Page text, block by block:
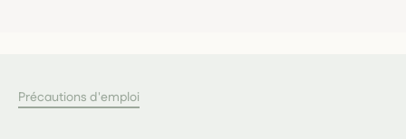
Précautions d'emploi